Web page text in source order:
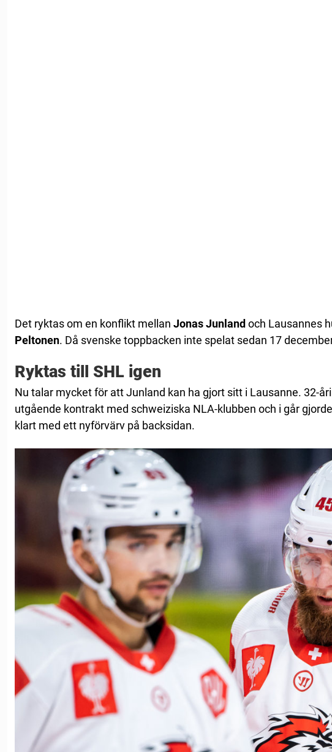
Det ryktas om en konflikt mellan Jonas Junland och Lausannes
Peltonen. Då svenske toppbacken inte spelat sedan 17
Ryktas till SHL igen
Nu talar mycket för att Junland kan ha gjort sitt i Lausanne. 32-
utgående kontrakt med schweiziska NLA-klubben och i går
klart med ett nyförvärv på backsidan.